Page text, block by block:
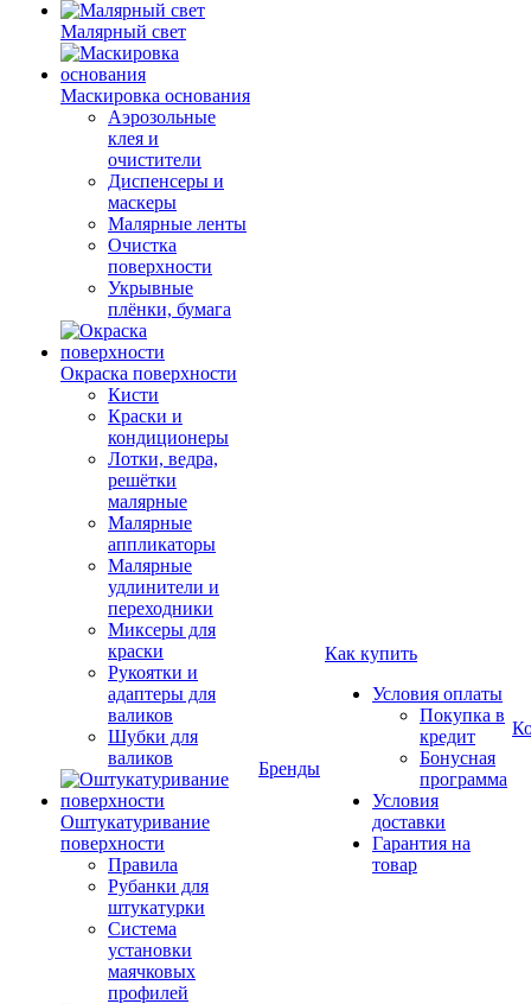
Малярный свет
Маскировка основания
Аэрозольные
клея и
очистители
Диспенсеры и
маскеры
Малярные ленты
Очистка
поверхности
Укрывные
плёнки, бумага
Окраска поверхности
Кисти
Краски и
кондиционеры
Лотки, ведра,
решётки
малярные
Малярные
аппликаторы
Малярные
удлинители и
переходники
Миксеры для
краски
Рукоятки и
адаптеры для
валиков
Шубки для
валиков
Оштукатуривание
поверхности
Правила
Рубанки для
штукатурки
Система
установки
маячковых
профилей
Бренды
Как купить
Условия оплаты
Покупка в
кредит
Бонусная
программа
Условия
доставки
Гарантия на
товар